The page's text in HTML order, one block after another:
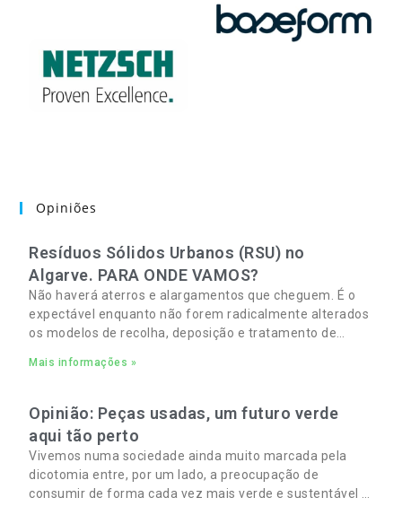
Opiniões
Resíduos Sólidos Urbanos (RSU) no
Algarve. PARA ONDE VAMOS?
Não haverá aterros e alargamentos que cheguem. É o
expectável enquanto não forem radicalmente alterados
os modelos de recolha, deposição e tratamento de
Mais informações »
Opinião: Peças usadas, um futuro verde
aqui tão perto
Vivemos numa sociedade ainda muito marcada pela
dicotomia entre, por um lado, a preocupação de
consumir de forma cada vez mais verde e sustentável e,